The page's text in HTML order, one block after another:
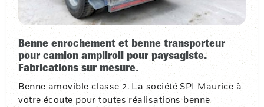
Benne enrochement et benne transporteur
pour camion ampliroll pour paysagiste.
Fabrications sur mesure.
Benne amovible classe 2. La société SPI Maurice à
votre écoute pour toutes réalisations benne